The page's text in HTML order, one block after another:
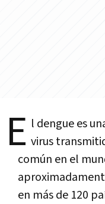
E l dengue es
virus
común en el
en más de 120